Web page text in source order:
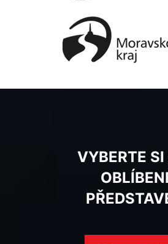
VYBERTE SI